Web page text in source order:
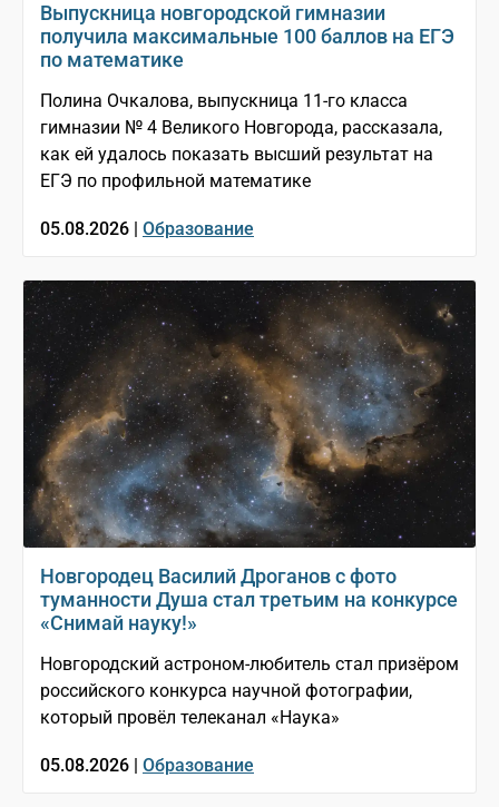
Выпускница новгородской гимназии
получила максимальные 100 баллов на ЕГЭ
по математике
Полина Очкалова, выпускница 11-го класса
гимназии № 4 Великого Новгорода, рассказала,
как ей удалось показать высший результат на
ЕГЭ по профильной математике
05.08.2026 | Образование
Новгородец Василий Дроганов с фото
туманности Душа стал третьим на конкурсе
«Снимай науку!»
Новгородский астроном-любитель стал призёром
российского конкурса научной фотографии,
который провёл телеканал «Наука»
05.08.2026 | Образование